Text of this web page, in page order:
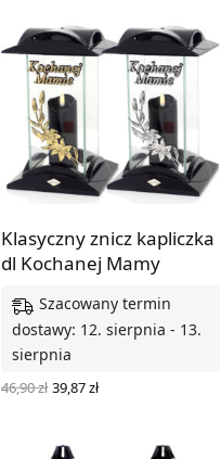
Klasyczny znicz kapliczka
dl Kochanej Mamy
Szacowany termin
dostawy: 12. sierpnia - 13.
sierpnia
46,90zł Pierwotna
cena
39,87złAktualna